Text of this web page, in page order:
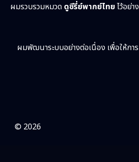
ผมรวบรวมหมวด ดูซีรี่ย์พากย์ไทย ไว้อย่
ผมพัฒนาระบบอย่างต่อเนื่อง เพื่อให้การ
© 2026